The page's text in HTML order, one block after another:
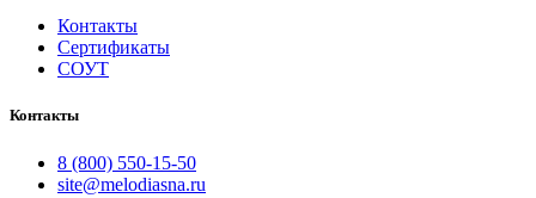
Контакты
Сертификаты
СОУТ
Контакты
8 (800) 550-15-50
site@melodiasna.ru